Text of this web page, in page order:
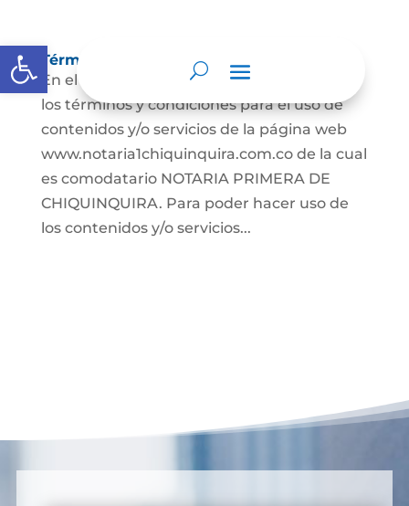
Abrir barra de herramientas
Términos y condiciones
En el presente documento se establecen
los términos y condiciones para el uso de
contenidos y/o servicios de la página web
www.notaria1chiquinquira.com.co de la cual
es comodatario NOTARIA PRIMERA DE
CHIQUINQUIRA. Para poder hacer uso de
los contenidos y/o servicios...